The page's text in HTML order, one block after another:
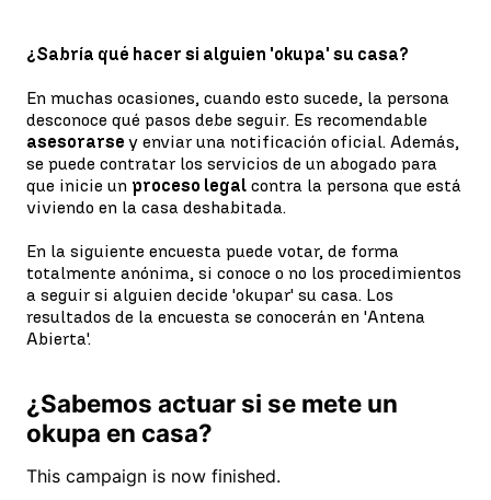
¿Sabría qué hacer si alguien 'okupa' su casa?
En muchas ocasiones, cuando esto sucede, la persona
desconoce qué pasos debe seguir. Es recomendable
asesorarse y enviar una notificación oficial. Además,
se puede contratar los servicios de un abogado para
que inicie un proceso legal contra la persona que está
viviendo en la casa deshabitada.
En la siguiente encuesta puede votar, de forma
totalmente anónima, si conoce o no los procedimientos
a seguir si alguien decide 'okupar' su casa. Los
resultados de la encuesta se conocerán en 'Antena
Abierta'.